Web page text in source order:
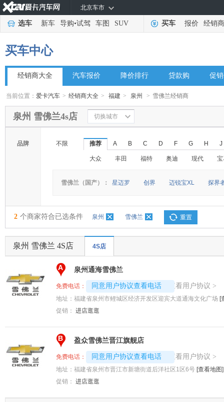
北京车市
选车 新车 导购•试驾 车图 SUV 买车 报价 经销商
买车中心
经销商大全 汽车报价 降价排行 贷款购 促
当前位置：爱卡汽车 > 经销商大全 > 福建 > 泉州 > 雪佛兰经销商
泉州 雪佛兰4s店 切换城市
品牌 不限 推荐 A B C D F G H J
大众 丰田 福特 奥迪 现代
雪佛兰（国产）： 星迈罗 创界 迈锐宝XL 探界
2 个商家符合已选条件 泉州 雪佛兰 重置
泉州 雪佛兰 4S店 4S店
A 泉州通海雪佛兰
免费电话： 同意用户协议查看电话
4008192707-1043 查看用户协议 >
地址： 福建省泉州市鲤城区经济开发区迎宾大道通海文化广场 [
促销： 进店逛逛
B 盈众雪佛兰晋江旗舰店
免费电话： 同意用户协议查看电话
4008192717-3976 查看用户协议 >
地址： 福建省泉州市晋江市新塘街道后洋社区1区6号 [查看地图]
促销： 进店逛逛